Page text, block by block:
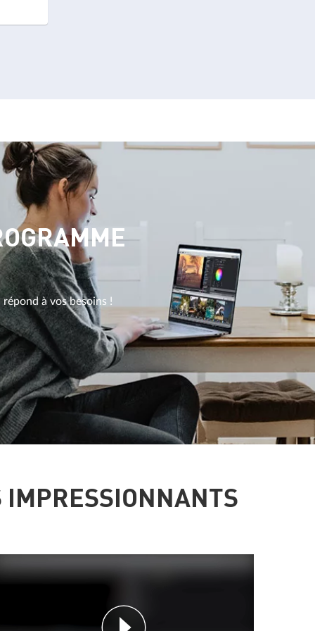
à vos besoins !
IMPRESSIONNANTS